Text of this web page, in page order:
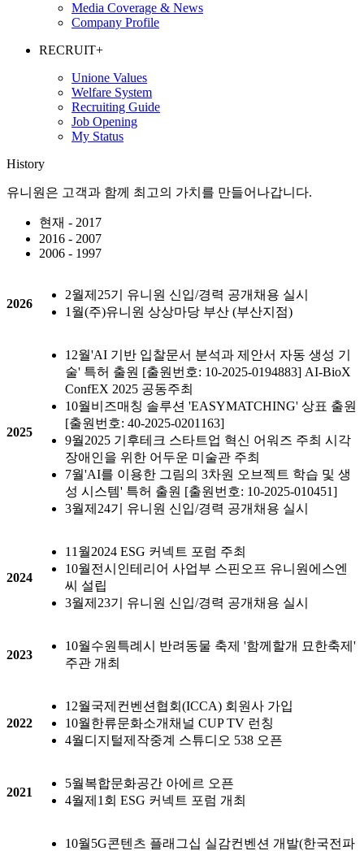
Media Coverage & News
Company Profile
RECRUIT+
Unione Values
Welfare System
Recruiting Guide
Job Opening
My Status
History
유니원은 고객과 함께 최고의 가치를 만들어나갑니다.
현재 - 2017
2016 - 2007
2006 - 1997
2026
2월제25기 유니원 신입/경력 공개채용 실시
1월(주)유니원 상상마당 부산 (부산지점)
2025
12월'AI 기반 입찰문서 분석과 제안서 자동 생성 기
술' 특허 출원 [출원번호: 10-2025-0194883] AI-BioX
ConfEX 2025 공동주최
10월비즈매칭 솔루션 'EASYMATCHING' 상표 출원
[출원번호: 40-2025-0201163]
9월2025 기후테크 스타트업 혁신 어워즈 주최 시각
장애인을 위한 어두운 미술관 주최
7월'AI를 이용한 그림의 3차원 오브젝트 학습 및 생
성 시스템' 특허 출원 [출원번호: 10-2025-010451]
3월제24기 유니원 신입/경력 공개채용 실시
2024
11월2024 ESG 커넥트 포럼 주최
10월전시인테리어 사업부 스핀오프 유니원에스엔
씨 설립
3월제23기 유니원 신입/경력 공개채용 실시
2023
10월수원특례시 반려동물 축제 '함께할개 묘한축제'
주관 개최
2022
12월국제컨벤션협회(ICCA) 회원사 가입
10월한류문화소개채널 CUP TV 런칭
4월디지털제작중계 스튜디오 538 오픈
2021
5월복합문화공간 아에르 오픈
4월제1회 ESG 커넥트 포럼 개최
10월5G콘텐츠 플래그십 실감컨벤션 개발(한국전파